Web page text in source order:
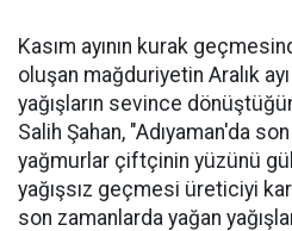
Kasım ayının kurak
oluşan mağduriyetin Aralık
yağışların sevince
Salih Şahan, "Adıyaman'da
yağmurlar çiftçinin yüzünü
yağışsız geçmesi üreticiyi
son zamanlarda yağan